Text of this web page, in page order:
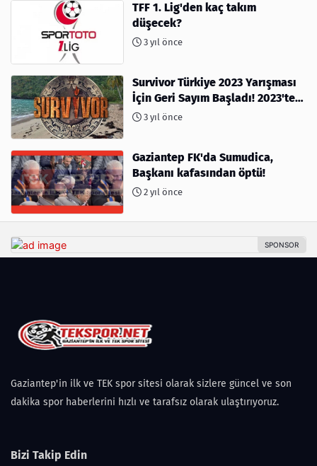
TFF 1. Lig'den kaç takım
düşecek?
3 yıl önce
Survivor Türkiye 2023 Yarışması
İçin Geri Sayım Başladı! 2023'te
kimler var?
3 yıl önce
Gaziantep FK'da Sumudica,
Başkanı kafasından öptü!
2 yıl önce
Gaziantep'in ilk ve TEK spor sitesi olarak sizlere güncel ve son
dakika spor haberlerini hızlı ve tarafsız olarak ulaştırıyoruz.
Bizi Takip Edin